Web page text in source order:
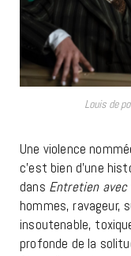
Louis de
Une violence
c’est bien d’une
dans Entretien avec
hommes, ravageur,
insoutenable,
profonde de la